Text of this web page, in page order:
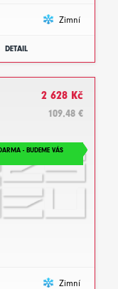
Zimní
DETAIL
2 628 Kč
109.48 €
- BUDEME VÁS
Zimní